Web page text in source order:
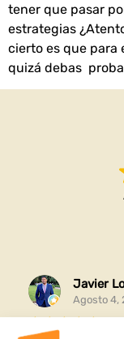
tener que pasar
estrategias
cierto es que para
quizá debas
Javier
Agosto 4,